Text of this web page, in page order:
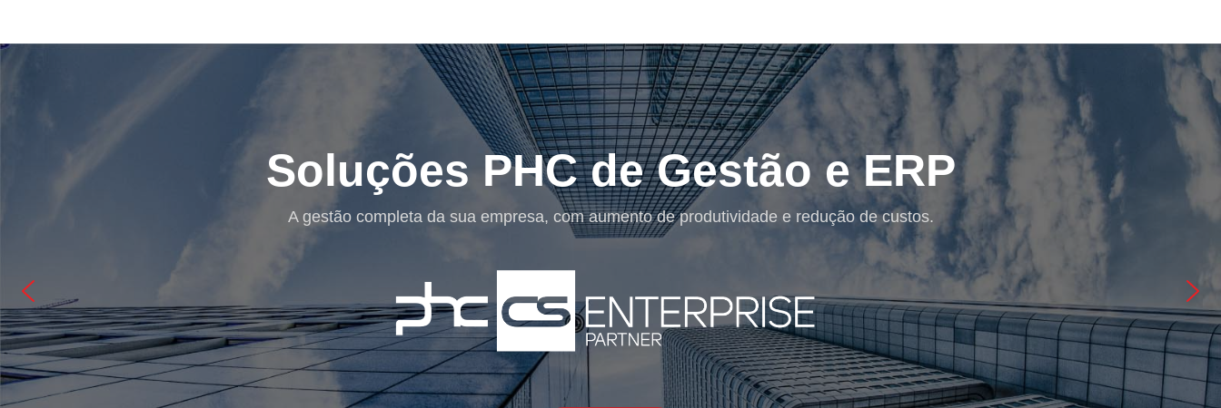
Soluções de
Uma Solução de Segurança bem concebida torna-se fundamental para
sistemas e soluções por nós implementados.
SABER MAIS